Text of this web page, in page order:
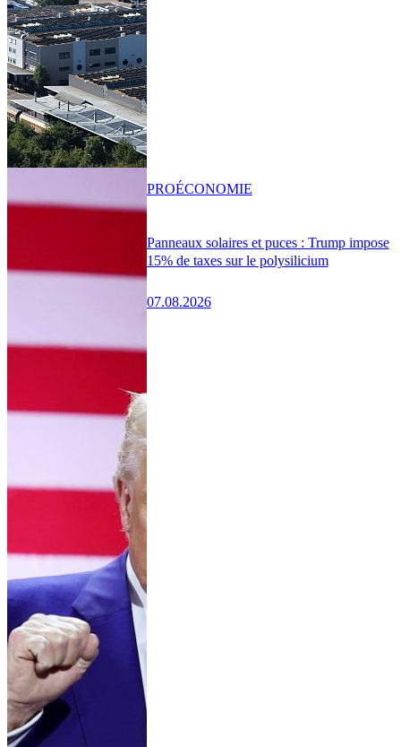
Panneaux solaires et puces : Trump impose
15% de taxes sur le polysilicium
07.08.2026
PROÉCONOMIE